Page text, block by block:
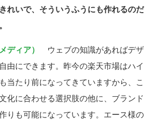
れいで、そういうふうにも作れるのだ
ディア） ウェブの知識があればデザ
由にできます。昨今の楽天市場はハイ
当たり前になってきていますから、こ
化に合わせる選択肢の他に、ブランド
りも可能になっています。エース様の